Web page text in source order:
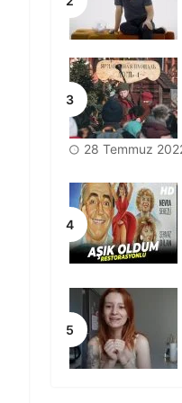
28 Temmuz